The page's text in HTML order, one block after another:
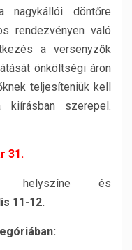
nagykállói döntőre
rendezvényen való
a versenyzők
önköltségi áron
teljesíteniük kell
szerepel.
31.
helyszíne és
11-12.